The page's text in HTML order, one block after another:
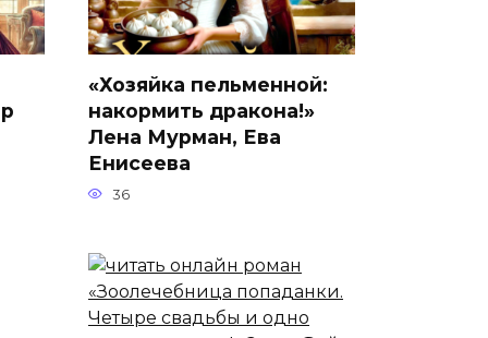
«Хозяйка пельменной:
накормить дракона!»
Лена Мурман, Ева
Енисеева
36